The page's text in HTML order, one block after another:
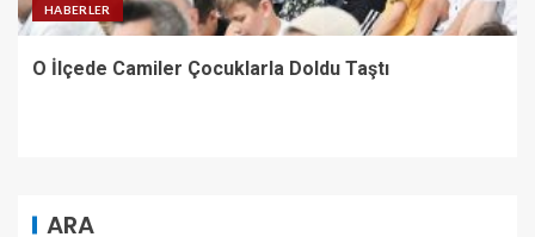
HABERLER
O İlçede Camiler Çocuklarla Doldu Taştı
ARA